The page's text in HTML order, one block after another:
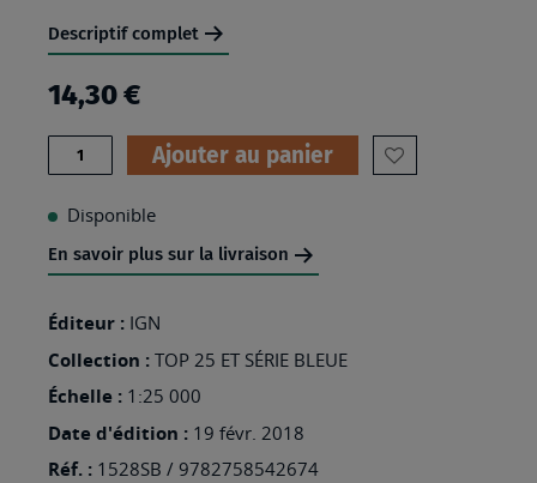
Descriptif complet
14,30 €
Quantité Ajouter au panier
AJOUTER
Disponible
En savoir plus sur la livraison
Éditeur : IGN
Collection : TOP 25 ET SÉRIE BLEUE
Échelle : 1:25 000
Date d'édition : 19 févr. 2018
Réf. : 1528SB / 9782758542674